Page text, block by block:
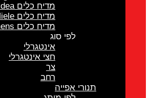
מדיח כלים Midea
מדיח כלים Miele
מדיח כלים Siemens
לפי סוג
אינטגרלי
חצי אינטגרלי
צר
רחב
תנורי אפייה